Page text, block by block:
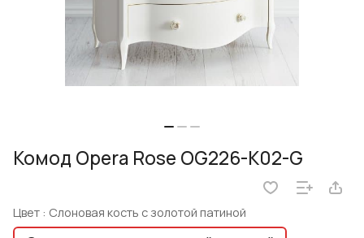
Комод Opera Rose OG226-K02-G
Цвет : Слоновая кость с золотой патиной